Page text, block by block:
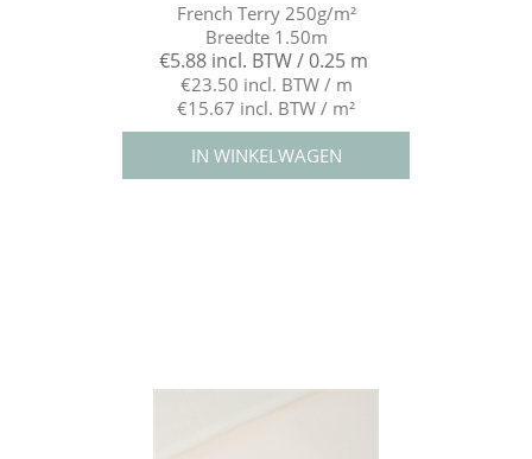
French Terry 250g/m²
Breedte 1.50m
€5.88 incl. BTW / 0.25 m
€23.50 incl. BTW / m
€15.67 incl. BTW / m²